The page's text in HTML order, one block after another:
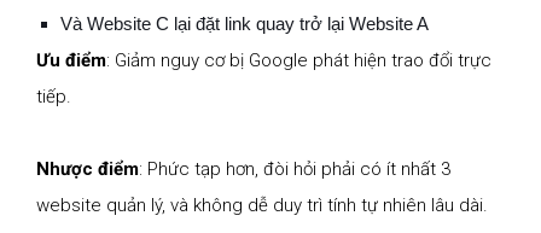
Và Website C lại đặt link quay trở lại Website A
Ưu điểm: Giảm nguy cơ bị Google phát hiện trao đổi trực
tiếp.
Nhược điểm: Phức tạp hơn, đòi hỏi phải có ít nhất 3
website quản lý, và không dễ duy trì tính tự nhiên lâu dài.